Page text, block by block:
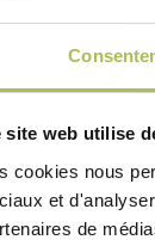
site web utilise
cookies nous
et
de